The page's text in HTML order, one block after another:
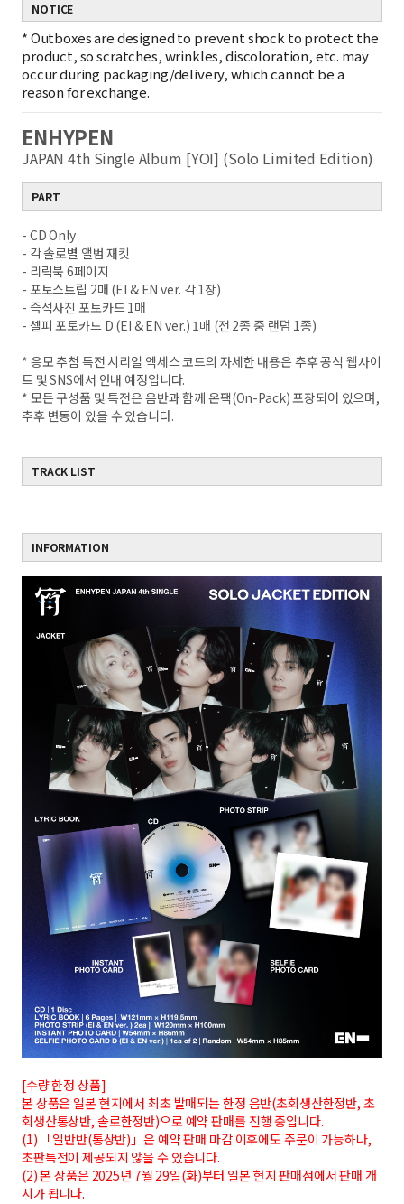
NOTICE
*Outboxes are designed to prevent shock to protect the
product, so scratches, wrinkles, discoloration, etc. may
occur during packaging/delivery, which cannot be a
reason for exchange.
ENHYPEN
JAPAN 4th Single Album [YOI] (Solo Limited Edition)
PART
- CD Only
- 각 솔로별 앨범 재킷
- 리릭북 6페이지
- 포토스트립 2매 (EI & EN ver. 각 1장)
- 즉석사진 포토카드 1매
- 셀피 포토카드 D (EI & EN ver.) 1매 (전 2종 중 랜덤 1종)
* 응모 추첨 특전 시리얼 엑세스 코드의 자세한 내용은 추후 공식 웹사이
트 및 SNS에서 안내 예정입니다.
* 모든 구성품 및 특전은 음반과 함께 온팩(On-Pack) 포장되어 있으며,
추후 변동이 있을 수 있습니다.
TRACK LIST
INFORMATION
[수량 한정 상품]
본 상품은 일본 현지에서 최초 발매되는 한정 음반(초회생산한정반, 초
회생산통상반, 솔로한정반)으로 예약 판매를 진행 중입니다.
(1) 「일반반(통상반)」은 예약 판매 마감 이후에도 주문이 가능하나,
초판특전이 제공되지 않을 수 있습니다.
(2) 본 상품은 2025년 7월 29일(화)부터 일본 현지 판매점에서 판매 개
시가 됩니다.